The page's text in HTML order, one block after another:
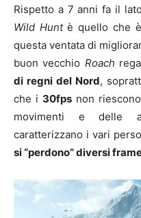
Rispetto a 7 anni fa il
Wild Huntè quello che
questa ventata di
buon vecchio Roach
di regni del Nord,
che i 30fps non
movimenti e delle
caratterizzano i vari
si “perdono” diversi